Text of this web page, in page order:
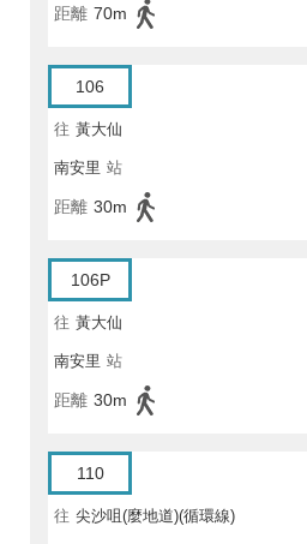
距離 70m
106
往 黃大仙
南安里 站
距離 30m
106P
往 黃大仙
南安里 站
距離 30m
110
往 尖沙咀(麼地道)(循環線)